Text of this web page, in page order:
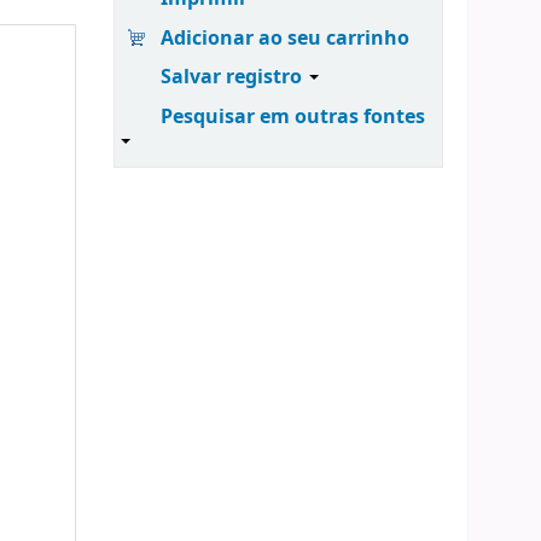
Adicionar ao seu carrinho
Salvar registro
Pesquisar em outras fontes